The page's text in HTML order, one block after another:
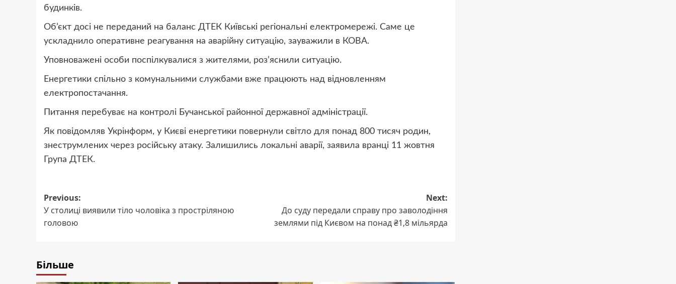
будинків.
Об’єкт досі не переданий на баланс ДТЕК Київські регіональні електромережі. Саме це
ускладнило оперативне реагування на аварійну ситуацію, зауважили в КОВА.
Уповноважені особи поспілкувалися з жителями, роз’яснили ситуацію.
Енергетики спільно з комунальними службами вже працюють над відновленням
електропостачання.
Питання перебуває на контролі Бучанської районної державної адміністрації.
Як повідомляв Укрінформ, у Києві енергетики повернули світло для понад 800 тисяч родин,
знеструмлених через російську атаку. Залишились локальні аварії, заявила вранці 11 жовтня
Група ДТЕК.
Post
navigation
Previous:
У столиці виявили тіло чоловіка з простріляною
головою
Next:
До суду передали справу про заволодіння
землями під Києвом на понад ₴1,8 мільярда
Більше